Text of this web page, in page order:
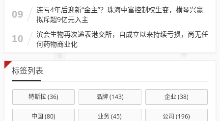
09
连亏4年后迎新“金主”？珠海中富控制权生变，横琴兴赢
拟斥超9亿元入主
10
滨会生物再次递表港交所，自成立以来持续亏损，尚无任
何药物商业化
标签列表
特斯拉(36) 品牌(143) 企业(38)
中国 (80) 业务(45) 公司 (196)